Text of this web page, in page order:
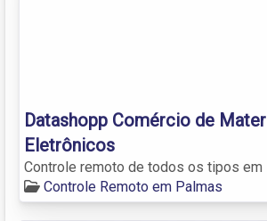
Datashopp Comércio de
Eletrônicos
Controle remoto de todos os tipos em
Controle Remoto em Palmas